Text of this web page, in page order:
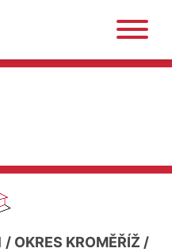
/ OKRES KROMĚŘÍŽ /